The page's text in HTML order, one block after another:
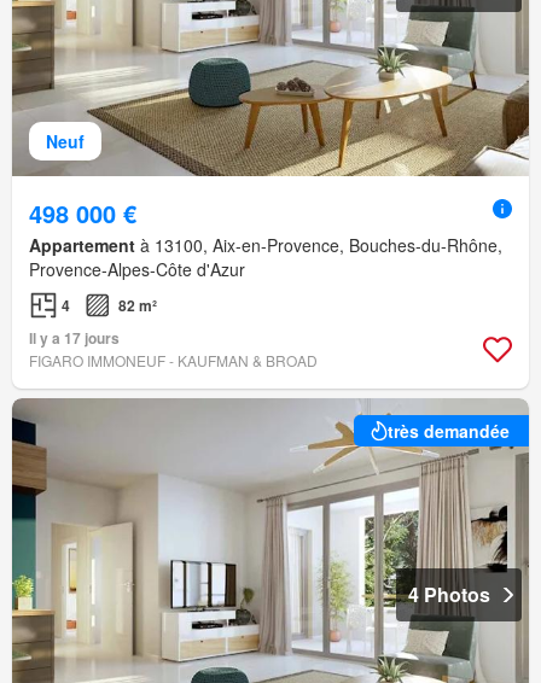
Neuf
498 000 €
Appartement à 13100, Aix-en-Provence, Bouches-du-Rhône,
Provence-Alpes-Côte d'Azur
4
82 m²
Il y a 17 jours
FIGARO IMMONEUF - KAUFMAN & BROAD
très demandée
4 Photos